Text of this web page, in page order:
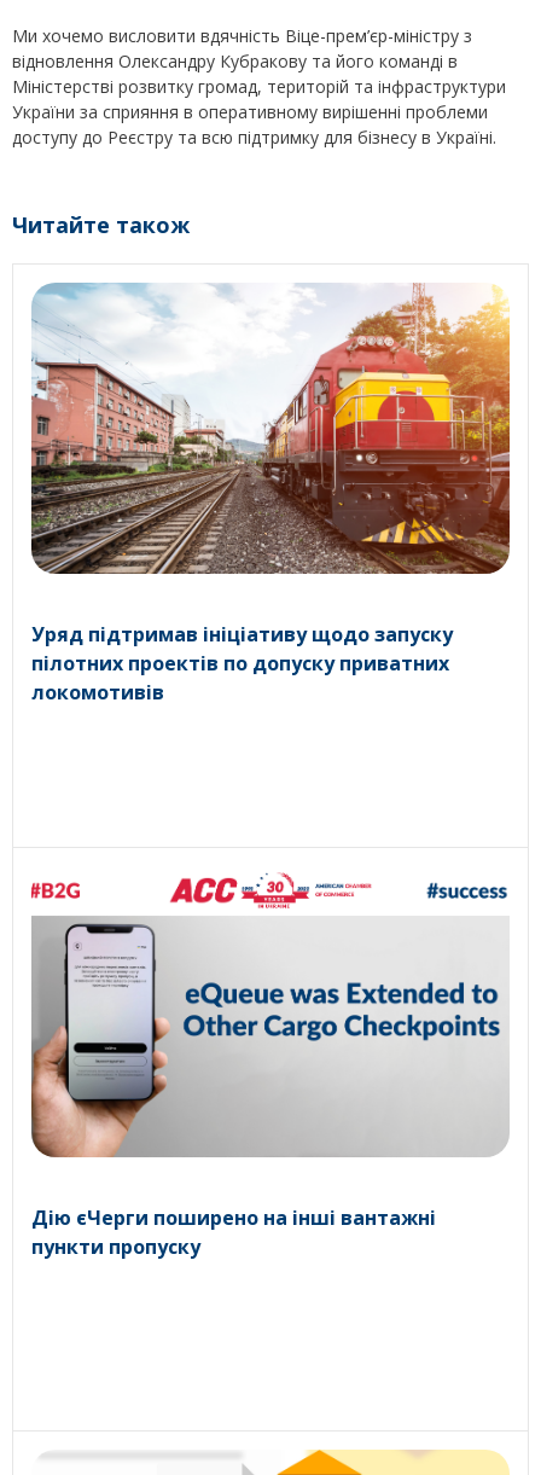
Ми хочемо висловити вдячність Віце-прем’єр-міністру з
відновлення Олександру Кубракову та його команді в
Міністерстві розвитку громад, територій та інфраструктури
України за сприяння в оперативному вирішенні проблеми
доступу до Реєстру та всю підтримку для бізнесу в Україні.
Читайте також
Уряд підтримав ініціативу щодо запуску
пілотних проектів по допуску приватних
локомотивів
Дію єЧерги поширено на інші вантажні
пункти пропуску